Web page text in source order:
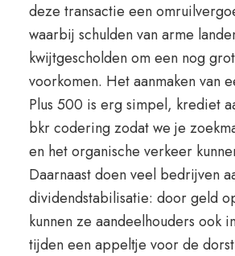
deze transactie een
waarbij schulden van arme
kwijtgescholden om een nog
voorkomen. Het aanmaken van
Plus 500 is erg simpel, krediet
bkr codering zodat we je
en het organische verkeer
Daarnaast doen veel bedrijven
dividendstabilisatie: door geld
kunnen ze aandeelhouders ook
tijden een appeltje voor de